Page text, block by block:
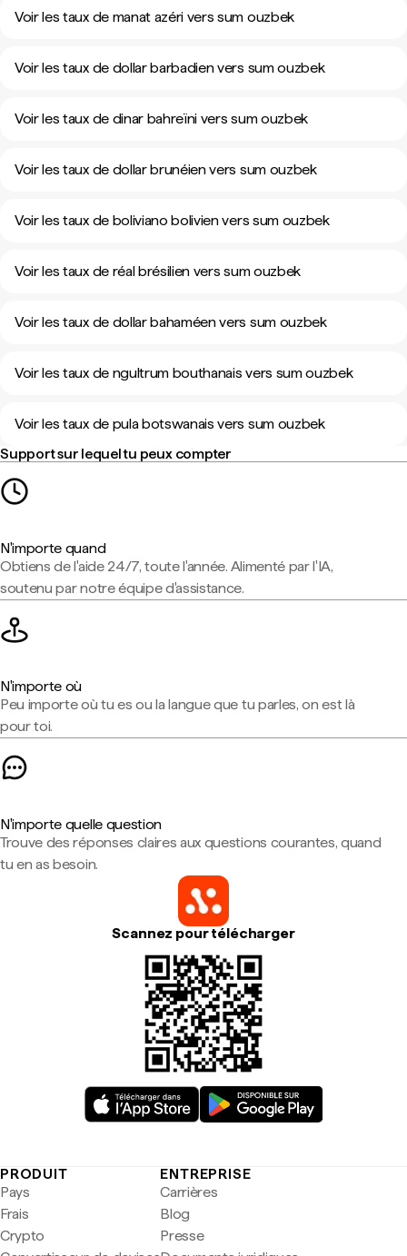
Voir les taux de manat azéri vers sum ouzbek
Voir les taux de dollar barbadien vers sum ouzbek
Voir les taux de dinar bahreïni vers sum ouzbek
Voir les taux de dollar brunéien vers sum ouzbek
Voir les taux de boliviano bolivien vers sum ouzbek
Voir les taux de réal brésilien vers sum ouzbek
Voir les taux de dollar bahaméen vers sum ouzbek
Voir les taux de ngultrum bouthanais vers sum ouzbek
Voir les taux de pula botswanais vers sum ouzbek
Support sur lequel tu peux compter
N'importe quand
Obtiens de l'aide 24/7, toute l'année. Alimenté par l'IA,
soutenu par notre équipe d'assistance.
N'importe où
Peu importe où tu es ou la langue que tu parles, on est là
pour toi.
N'importe quelle question
Trouve des réponses claires aux questions courantes, quand
tu en as besoin.
Scannez pour télécharger
PRODUIT
Pays
Frais
Crypto
ENTREPRISE
Carrières
Blog
Presse